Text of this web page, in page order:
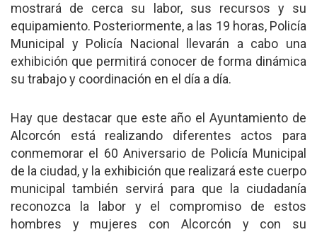
mostrará de cerca su labor, sus recursos y su
equipamiento. Posteriormente, a las 19 horas, Policía
Municipal y Policía Nacional llevarán a cabo una
exhibición que permitirá conocer de forma dinámica
su trabajo y coordinación en el día a día.
Hay que destacar que este año el Ayuntamiento de
Alcorcón está realizando diferentes actos para
conmemorar el 60 Aniversario de Policía Municipal
de la ciudad, y la exhibición que realizará este cuerpo
municipal también servirá para que la ciudadanía
reconozca la labor y el compromiso de estos
hombres y mujeres con Alcorcón y con su